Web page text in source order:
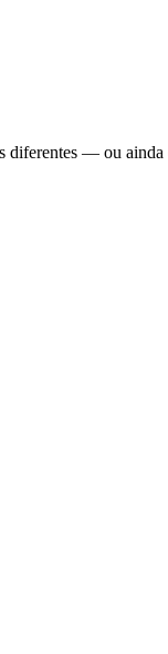
— ou ainda